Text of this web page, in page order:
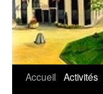
Accueil Activités